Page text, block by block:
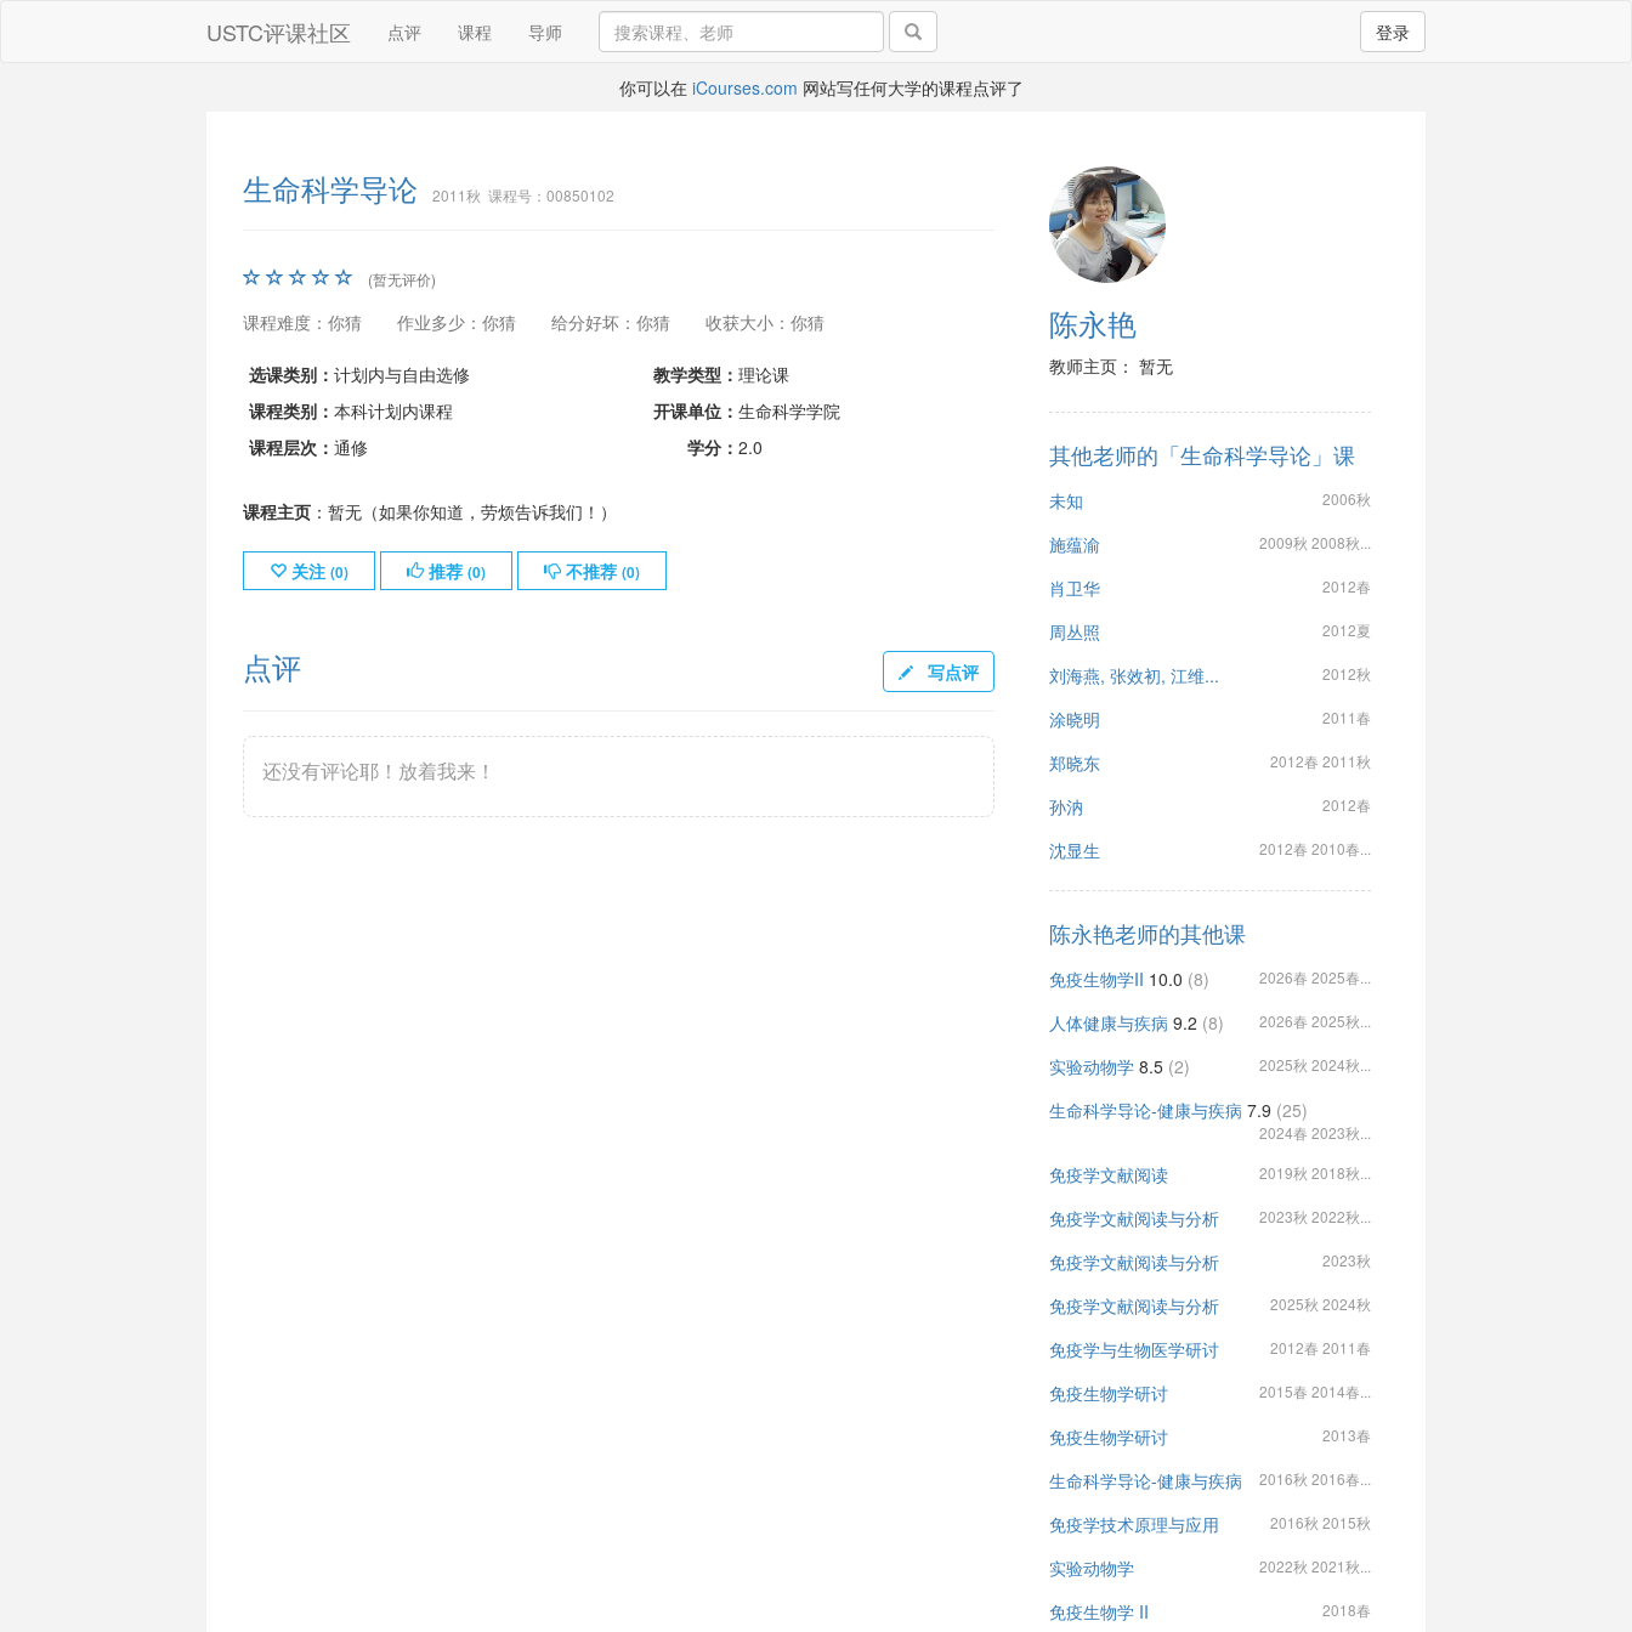
USTC评课社区 点评 课程 导师 登录
你可以在 iCourses.com 网站写任何大学的课程点评了
生命科学导论 2011秋 课程号：00850102
(暂无评价)
课程难度：你猜 作业多少：你猜 给分好坏：你猜 收获大小：你猜
选课类别： 计划内与自由选修 教学类型： 理论课
课程类别： 本科计划内课程 开课单位： 生命科学学院
课程层次： 通修 学分： 2.0
课程主页：暂无（如果你知道，劳烦告诉我们！）
关注 (0) 推荐 (0) 不推荐 (0)
点评 写点评
还没有评论耶！放着我来！
陈永艳
教师主页： 暂无
其他老师的「生命科学导论」课
未知 2006秋
施蕴渝 2009秋 2008秋...
肖卫华 2012春
周丛照 2012夏
刘海燕, 张效初, 江维... 2012秋
涂晓明 2011春
郑晓东 2012春 2011秋
孙汭 2012春
沈显生 2012春 2010春...
陈永艳老师的其他课
免疫生物学II 10.0 (8) 2026春 2025春...
人体健康与疾病 9.2 (8) 2026春 2025秋...
实验动物学 8.5 (2) 2025秋 2024秋...
生命科学导论-健康与疾病 7.9 (25)
2024春 2023秋...
免疫学文献阅读 2019秋 2018秋...
免疫学文献阅读与分析 2023秋 2022秋...
免疫学文献阅读与分析 2023秋
免疫学文献阅读与分析 2025秋 2024秋
免疫学与生物医学研讨 2012春 2011春
免疫生物学研讨 2015春 2014春...
免疫生物学研讨 2013春
生命科学导论-健康与疾病 2016秋 2016春...
免疫学技术原理与应用 2016秋 2015秋
实验动物学 2022秋 2021秋...
免疫生物学 II 2018春